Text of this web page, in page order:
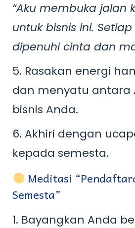
“Aku membuka jalan
untuk bisnis ini.
dipenuhi cinta dan
5. Rasakan energi
dan menyatu antara
bisnis Anda.
6. Akhiri dengan
kepada semesta.
Meditasi
Semesta”
1. Bayangkan Anda